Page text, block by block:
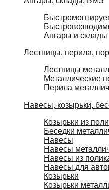
Ангары и склады
Лестницы, перила,
Лестницы
Металлические
Перила
Навесы, козырьки,
Козырьки из
Беседки
Навесы
Навесы
Навесы из
Навесы для
Козырьки
Козырьки